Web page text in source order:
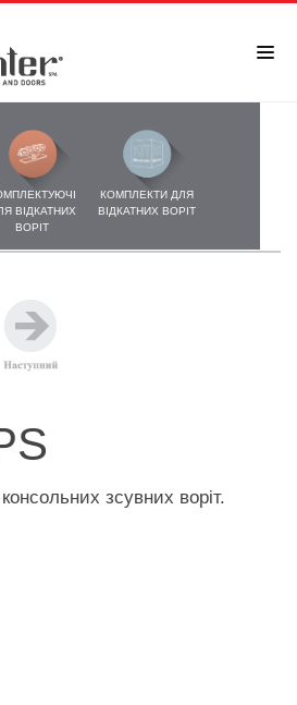
ВІДКАТНИХ
ВОРІТ
КОМПЛЕКТИ ДЛЯ
ВІДКАТНИХ ВОРІТ
зсувних воріт.